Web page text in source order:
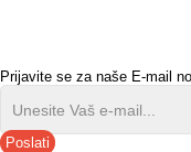
Prijavite se za naše E-mail
Poslati